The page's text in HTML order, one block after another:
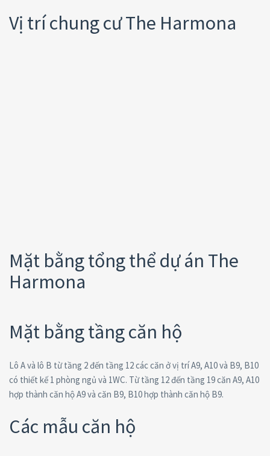
Vị trí chung cư The Harmona
Mặt bằng tổng thể dự án The
Harmona
Mặt bằng tầng căn hộ
Lô A và lô B từ tầng 2 đến tầng 12 các căn ở vị trí A9, A10 và B9, B10
có thiết kế 1 phòng ngủ và 1WC. Từ tầng 12 đến tầng 19 căn A9, A10
hợp thành căn hộ A9 và căn B9, B10 hợp thành căn hộ B9.
Các mẫu căn hộ